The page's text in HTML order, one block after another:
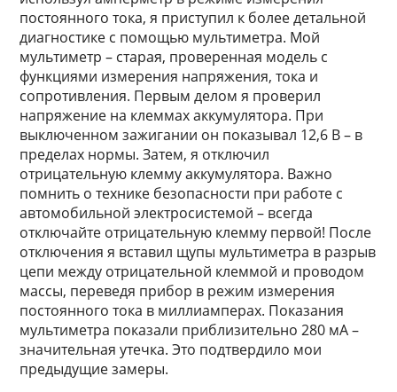
постоянного тока, я приступил к более детальной
диагностике с помощью мультиметра. Мой
мультиметр – старая, проверенная модель с
функциями измерения напряжения, тока и
сопротивления. Первым делом я проверил
напряжение на клеммах аккумулятора. При
выключенном зажигании он показывал 12,6 В – в
пределах нормы. Затем, я отключил
отрицательную клемму аккумулятора. Важно
помнить о технике безопасности при работе с
автомобильной электросистемой – всегда
отключайте отрицательную клемму первой! После
отключения я вставил щупы мультиметра в разрыв
цепи между отрицательной клеммой и проводом
массы, переведя прибор в режим измерения
постоянного тока в миллиамперах. Показания
мультиметра показали приблизительно 280 мА –
значительная утечка. Это подтвердило мои
предыдущие замеры.